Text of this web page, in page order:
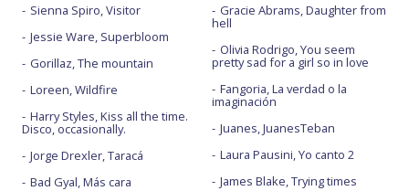
Sienna Spiro, Visitor
Jessie Ware, Superbloom
Gorillaz, The mountain
Loreen, Wildfire
Harry Styles, Kiss all the time.
Disco, occasionally.
Jorge Drexler, Taracá
Bad Gyal, Más cara
Gracie Abrams, Daughter from
hell
Olivia Rodrigo, You seem
pretty sad for a girl so in love
Fangoria, La verdad o la
imaginación
Juanes, JuanesTeban
Laura Pausini, Yo canto 2
James Blake, Trying times